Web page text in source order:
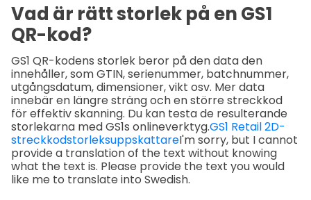
Vad är rätt storlek på en GS1
QR-kod?
GS1 QR-kodens storlek beror på den data den
innehåller, som GTIN, serienummer, batchnummer,
utgångsdatum, dimensioner, vikt osv. Mer data
innebär en längre sträng och en större streckkod
för effektiv skanning. Du kan testa de resulterande
storlekarna med GS1s onlineverktyg.GS1 Retail 2D-
streckkodstorleksuppskattareI'm sorry, but I cannot
provide a translation of the text without knowing
what the text is. Please provide the text you would
like me to translate into Swedish.